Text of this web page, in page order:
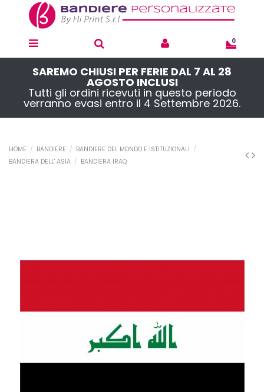
0
SAREMO CHIUSI PER FERIE DAL 7 AL 28
AGOSTO INCLUSI
Tutti gli ordini ricevuti in questo periodo
verranno evasi entro il 4 Settembre 2026.
HOME BANDIERE
BANDIERE DEL MONDO E ISTITUZIONALI
BANDIERA DELL' ASIA
BANDIERA IRAQ